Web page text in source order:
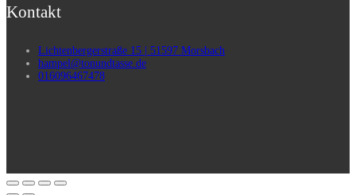
Kontakt
Lichtenbergerstraße 15 | 51597 Morsbach
hampel@tonundtasse.de
016096467478